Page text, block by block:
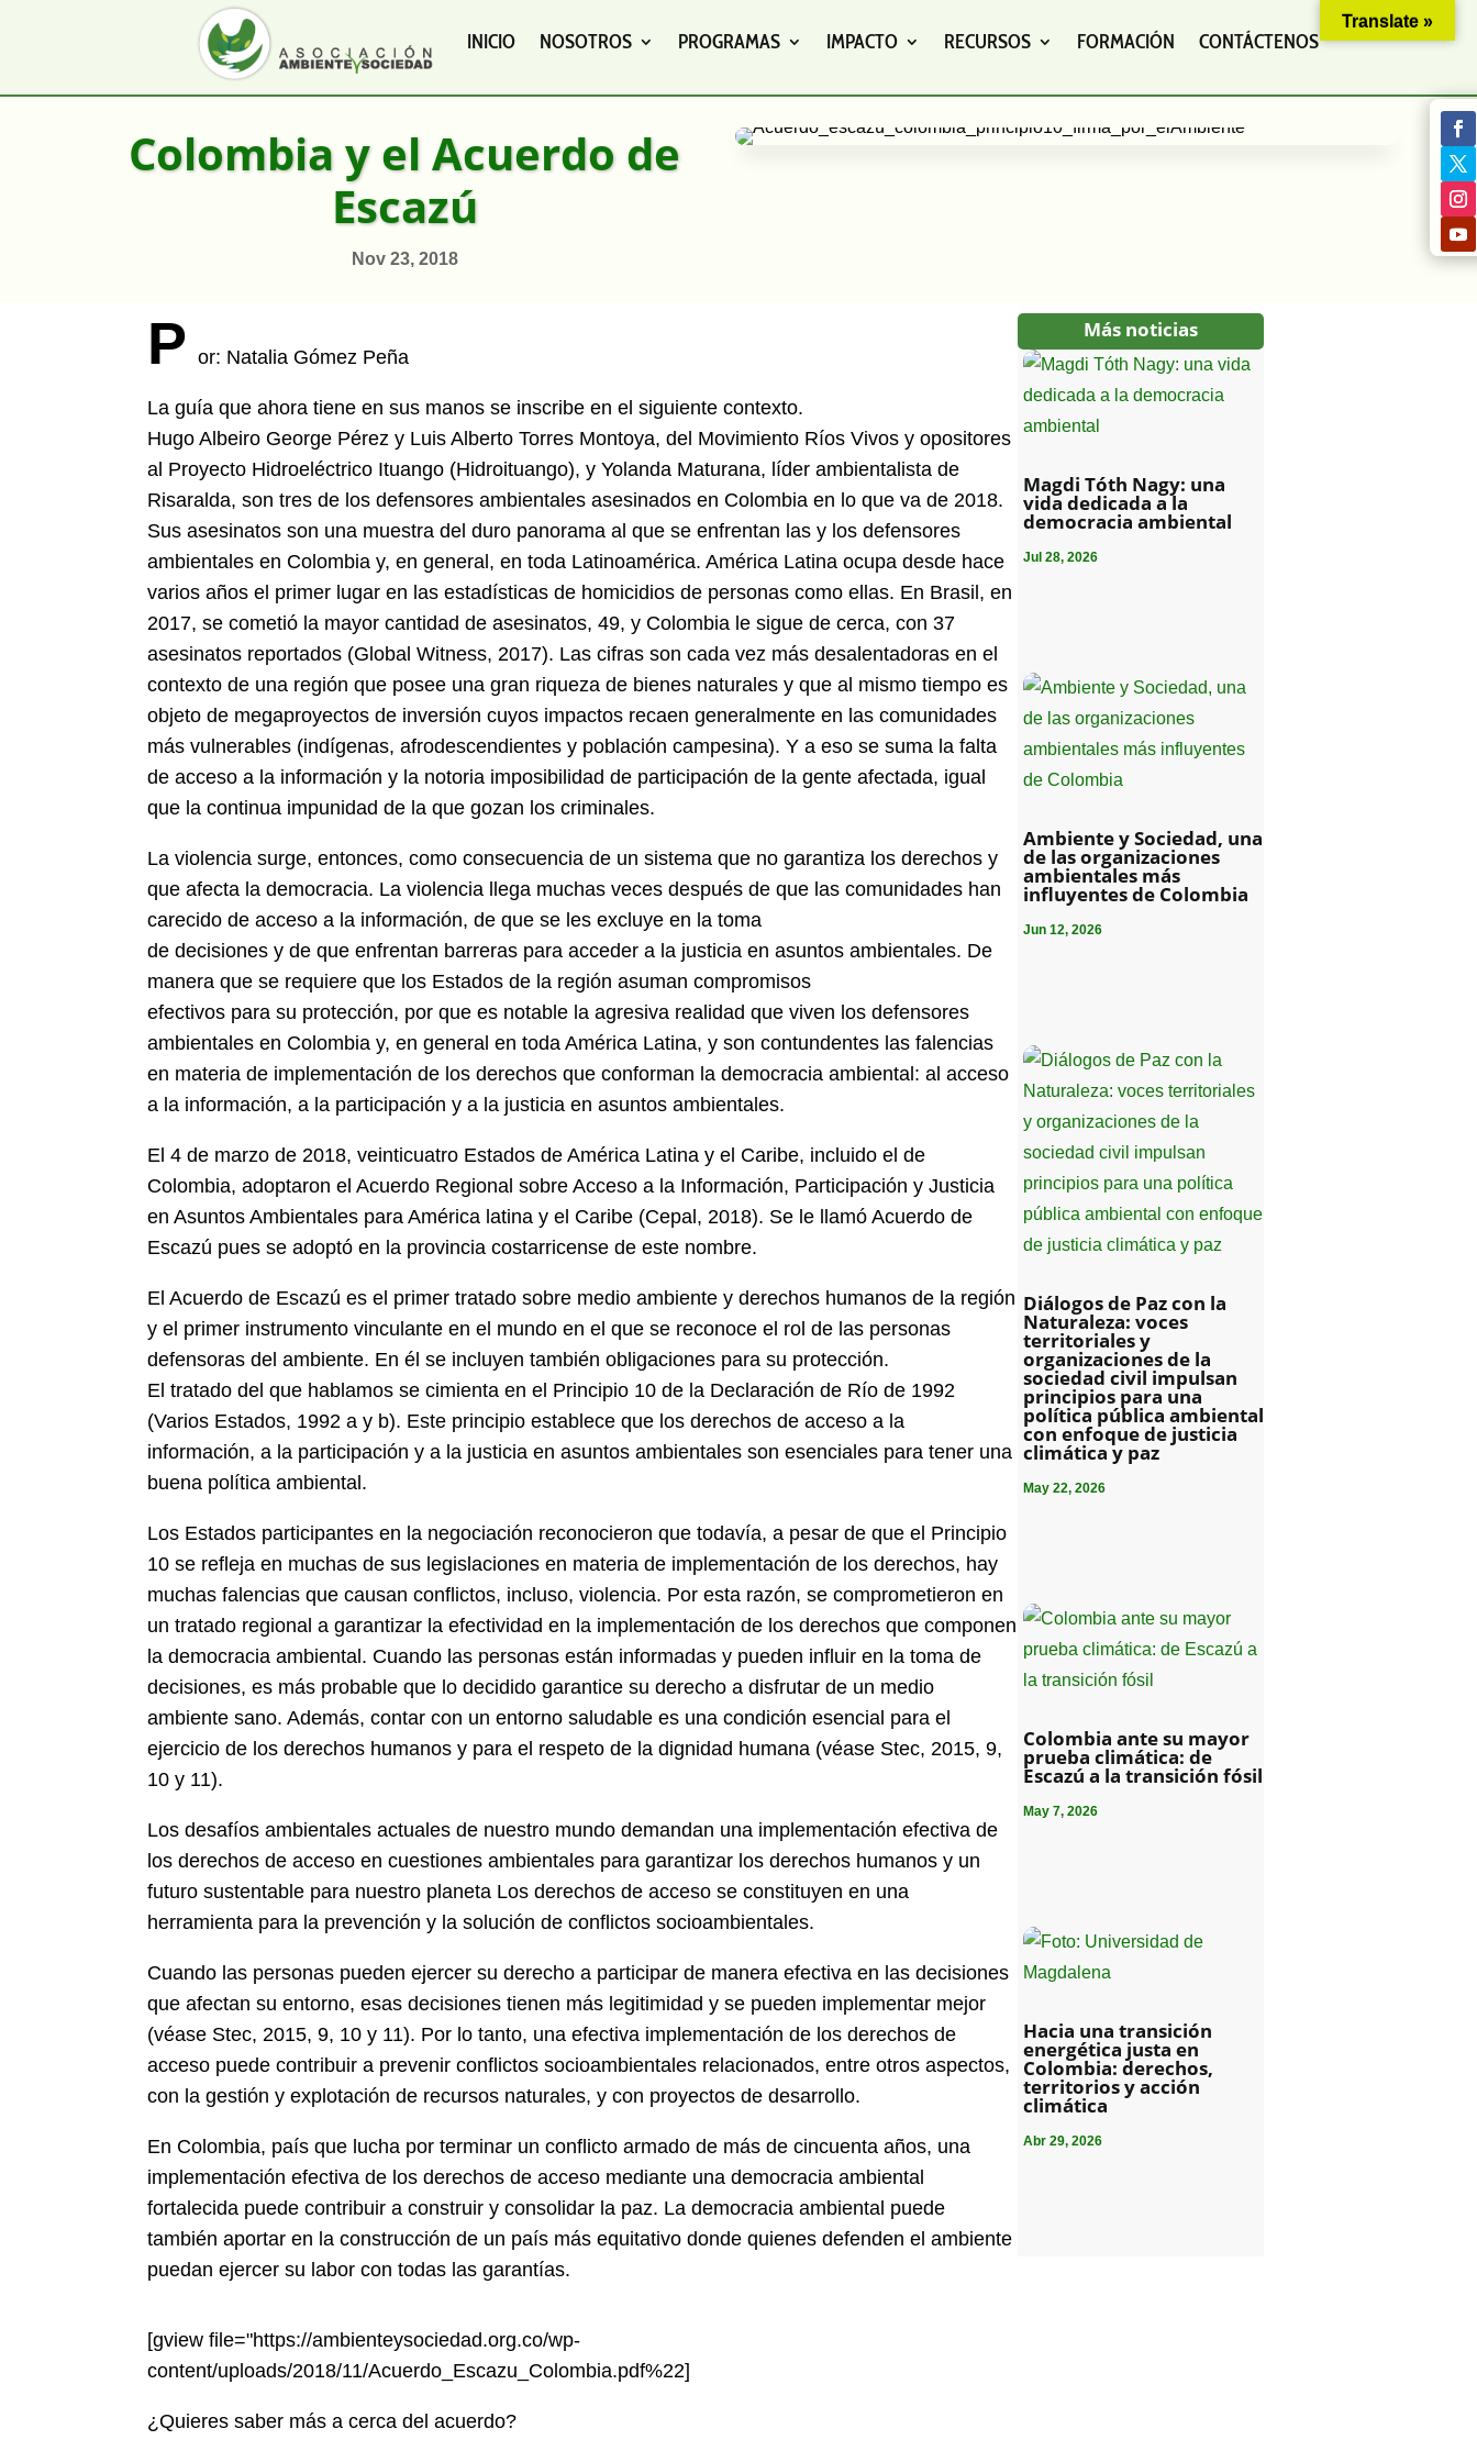
INICIO NOSOTROS PROGRAMAS IMPACTO RECURSOS FORMACIÓN CONTÁCTENOS
Colombia y el Acuerdo de
Escazú
Nov 23, 2018
P or: Natalia Gómez Peña
La guía que ahora tiene en sus manos se inscribe en el siguiente contexto.
Hugo Albeiro George Pérez y Luis Alberto Torres Montoya, del Movimiento Ríos Vivos y opositores
al Proyecto Hidroeléctrico Ituango (Hidroituango), y Yolanda Maturana, líder ambientalista de
Risaralda, son tres de los defensores ambientales asesinados en Colombia en lo que va de 2018.
Sus asesinatos son una muestra del duro panorama al que se enfrentan las y los defensores
ambientales en Colombia y, en general, en toda Latinoamérica. América Latina ocupa desde hace
varios años el primer lugar en las estadísticas de homicidios de personas como ellas. En Brasil, en
2017, se cometió la mayor cantidad de asesinatos, 49, y Colombia le sigue de cerca, con 37
asesinatos reportados (Global Witness, 2017). Las cifras son cada vez más desalentadoras en el
contexto de una región que posee una gran riqueza de bienes naturales y que al mismo tiempo es
objeto de megaproyectos de inversión cuyos impactos recaen generalmente en las comunidades
más vulnerables (indígenas, afrodescendientes y población campesina). Y a eso se suma la falta
de acceso a la información y la notoria imposibilidad de participación de la gente afectada, igual
que la continua impunidad de la que gozan los criminales.
La violencia surge, entonces, como consecuencia de un sistema que no garantiza los derechos y
que afecta la democracia. La violencia llega muchas veces después de que las comunidades han
carecido de acceso a la información, de que se les excluye en la toma
de decisiones y de que enfrentan barreras para acceder a la justicia en asuntos ambientales. De
manera que se requiere que los Estados de la región asuman compromisos
efectivos para su protección, por que es notable la agresiva realidad que viven los defensores
ambientales en Colombia y, en general en toda América Latina, y son contundentes las falencias
en materia de implementación de los derechos que conforman la democracia ambiental: al acceso
a la información, a la participación y a la justicia en asuntos ambientales.
El 4 de marzo de 2018, veinticuatro Estados de América Latina y el Caribe, incluido el de
Colombia, adoptaron el Acuerdo Regional sobre Acceso a la Información, Participación y Justicia
en Asuntos Ambientales para América latina y el Caribe (Cepal, 2018). Se le llamó Acuerdo de
Escazú pues se adoptó en la provincia costarricense de este nombre.
El Acuerdo de Escazú es el primer tratado sobre medio ambiente y derechos humanos de la región
y el primer instrumento vinculante en el mundo en el que se reconoce el rol de las personas
defensoras del ambiente. En él se incluyen también obligaciones para su protección.
El tratado del que hablamos se cimienta en el Principio 10 de la Declaración de Río de 1992
(Varios Estados, 1992 a y b). Este principio establece que los derechos de acceso a la
información, a la participación y a la justicia en asuntos ambientales son esenciales para tener una
buena política ambiental.
Los Estados participantes en la negociación reconocieron que todavía, a pesar de que el Principio
10 se refleja en muchas de sus legislaciones en materia de implementación de los derechos, hay
muchas falencias que causan conflictos, incluso, violencia. Por esta razón, se comprometieron en
un tratado regional a garantizar la efectividad en la implementación de los derechos que componen
la democracia ambiental. Cuando las personas están informadas y pueden influir en la toma de
decisiones, es más probable que lo decidido garantice su derecho a disfrutar de un medio
ambiente sano. Además, contar con un entorno saludable es una condición esencial para el
ejercicio de los derechos humanos y para el respeto de la dignidad humana (véase Stec, 2015, 9,
10 y 11).
Los desafíos ambientales actuales de nuestro mundo demandan una implementación efectiva de
los derechos de acceso en cuestiones ambientales para garantizar los derechos humanos y un
futuro sustentable para nuestro planeta Los derechos de acceso se constituyen en una
herramienta para la prevención y la solución de conflictos socioambientales.
Cuando las personas pueden ejercer su derecho a participar de manera efectiva en las decisiones
que afectan su entorno, esas decisiones tienen más legitimidad y se pueden implementar mejor
(véase Stec, 2015, 9, 10 y 11). Por lo tanto, una efectiva implementación de los derechos de
acceso puede contribuir a prevenir conflictos socioambientales relacionados, entre otros aspectos,
con la gestión y explotación de recursos naturales, y con proyectos de desarrollo.
En Colombia, país que lucha por terminar un conflicto armado de más de cincuenta años, una
implementación efectiva de los derechos de acceso mediante una democracia ambiental
fortalecida puede contribuir a construir y consolidar la paz. La democracia ambiental puede
también aportar en la construcción de un país más equitativo donde quienes defenden el ambiente
puedan ejercer su labor con todas las garantías.
[gview file="https://ambienteysociedad.org.co/wp-
content/uploads/2018/11/Acuerdo_Escazu_Colombia.pdf%22]
¿Quieres saber más a cerca del acuerdo?
Más noticias
Magdi Tóth Nagy: una
vida dedicada a la
democracia ambiental
Jul 28, 2026
Ambiente y Sociedad, una
de las organizaciones
ambientales más
influyentes de Colombia
Jun 12, 2026
Diálogos de Paz con la
Naturaleza: voces
territoriales y
organizaciones de la
sociedad civil impulsan
principios para una
política pública ambiental
con enfoque de justicia
climática y paz
May 22, 2026
Colombia ante su mayor
prueba climática: de
Escazú a la transición fósil
May 7, 2026
Hacia una transición
energética justa en
Colombia: derechos,
territorios y acción
climática
Abr 29, 2026
Translate »